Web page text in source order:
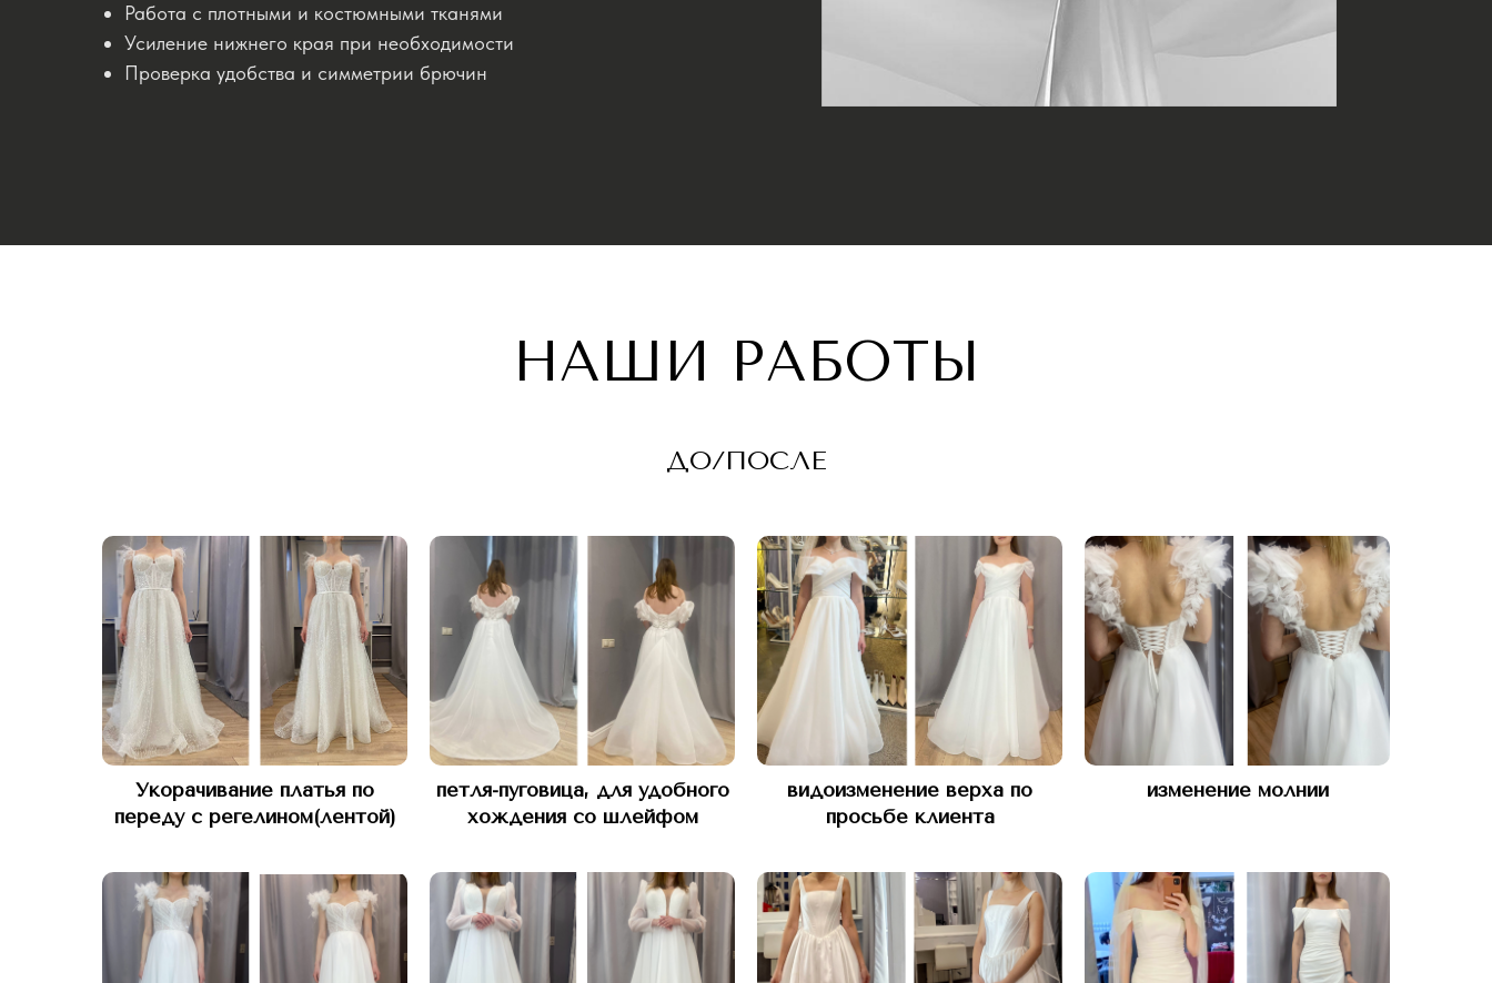
Работа с плотными и костюмными тканями
Усиление нижнего края при необходимости
Проверка удобства и симметрии брючин
НАШИ РАБОТЫ
ДО/ПОСЛЕ
Укорачивание платья по
переду с регелином(лентой)
петля-пуговица, для удобного
хождения со шлейфом
видоизменение верха по
просьбе клиента
изменение молнии